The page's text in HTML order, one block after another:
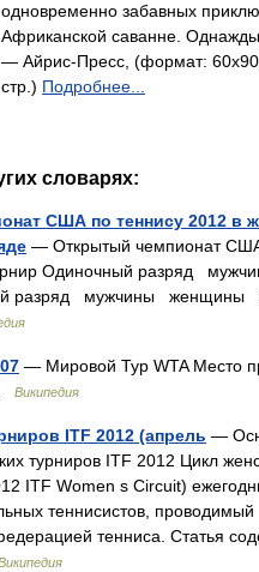
одновременно забавных
Африканской саванне. Однажды
— Айрис-Пресс, (формат:
стр.) Подробнее...
словарях:
США по теннису 2012 в
— Открытый чемпионат
Одиночный разряд
разряд мужчины женщины
— Мировой Тур WTA Место
Википедия
ITF 2012 (апрель —
турниров ITF 2012 Цикл
ITF Women s Circuit)
теннисистов, проводимый
тенниса. Статья